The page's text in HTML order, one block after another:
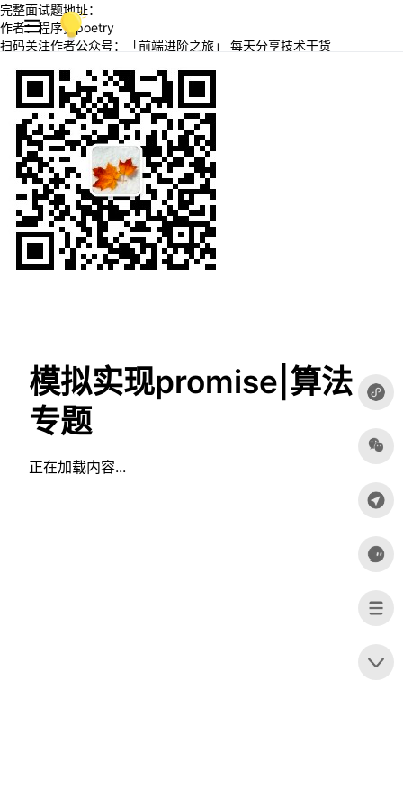
完整面试题地址：
作者：程序员poetry
扫码关注作者公众号：「前端进阶之旅」 每天分享技术干货
模拟实现promise|算法
专题
正在加载内容...